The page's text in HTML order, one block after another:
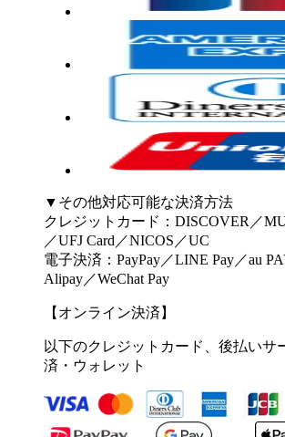
▼その他対応可能な決済方法
クレジットカード：DISCOVER／
／UFJ Card／NICOS／UC
電子決済：PayPay／LINE Pay／au
Alipay／WeChat Pay
【オンライン決済】
以下のクレジットカード、後払いサ
済・ウォレット